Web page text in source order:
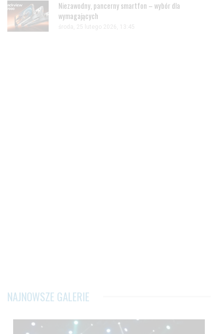
Niezawodny, pancerny smartfon – wybór dla
wymagających
środa, 25 lutego 2026, 13:45
NAJNOWSZE GALERIE